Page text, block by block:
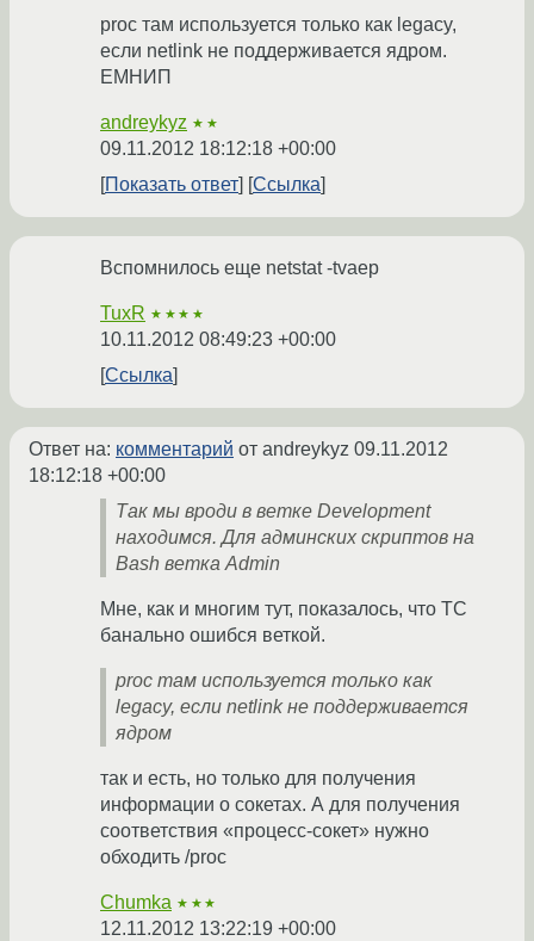
proc там используется только как legacy,
если netlink не поддерживается ядром.
ЕМНИП
andreykyz ★★
09.11.2012 18:12:18 +00:00
Показать ответ
Ссылка
Вспомнилось еще netstat -tvaep
TuxR ★★★★
10.11.2012 08:49:23 +00:00
Ссылка
Ответ на: комментарий от andreykyz 09.11.2012
18:12:18 +00:00
Так мы вроди в ветке Development
находимся. Для админских скриптов на
Bash ветка Admin
Мне, как и многим тут, показалось, что ТС
банально ошибся веткой.
proc там используется только как
legacy, если netlink не поддерживается
ядром
так и есть, но только для получения
информации о сокетах. А для получения
соответствия «процесс-сокет» нужно
обходить /proc
Chumka ★★★
12.11.2012 13:22:19 +00:00